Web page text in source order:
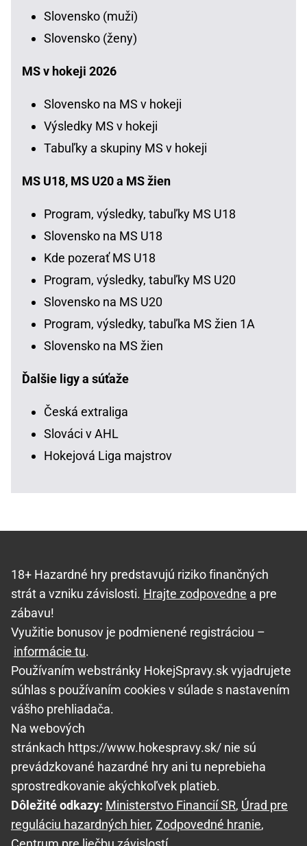
Slovensko (muži)
Slovensko (ženy)
MS v hokeji 2026
Slovensko na MS v hokeji
Výsledky MS v hokeji
Tabuľky a skupiny MS v hokeji
MS U18, MS U20 a MS žien
Program, výsledky, tabuľky MS U18
Slovensko na MS U18
Kde pozerať MS U18
Program, výsledky, tabuľky MS U20
Slovensko na MS U20
Program, výsledky, tabuľka MS žien 1A
Slovensko na MS žien
Ďalšie ligy a súťaže
Česká extraliga
Slováci v AHL
Hokejová Liga majstrov
18+ Hazardné hry predstavujú riziko finančných
strát a vzniku závislosti. Hrajte zodpovedne a pre
zábavu!
Využitie bonusov je podmienené registráciou –
informácie tu.
Používaním webstránky HokejSpravy.sk vyjadrujete
súhlas s používaním cookies v súlade s nastavením
vášho prehliadača.
Na webových
stránkach https://www.hokespravy.sk/ nie sú
prevádzkované hazardné hry ani tu neprebieha
sprostredkovanie akýchkoľvek platieb.
Dôležité odkazy: Ministerstvo Financií SR, Úrad pre
reguláciu hazardných hier, Zodpovedné hranie,